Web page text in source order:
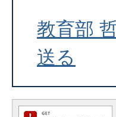
教育部
送る